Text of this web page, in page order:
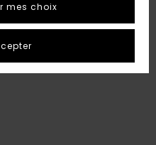
mes choix